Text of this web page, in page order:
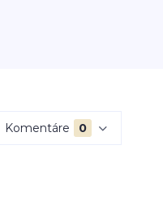
Komentáre 0